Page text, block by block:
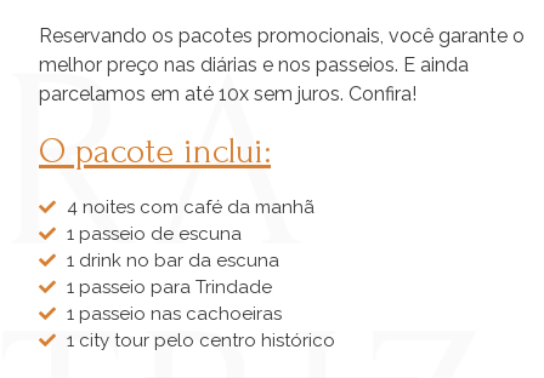
Reservando os pacotes promocionais, você garante o
melhor preço nas diárias e nos passeios. E ainda
parcelamos em até 10x sem juros. Confira!
O pacote inclui:
4 noites com café da manhã
1 passeio de escuna
1 drink no bar da escuna
1 passeio para Trindade
1 passeio nas cachoeiras
1 city tour pelo centro histórico